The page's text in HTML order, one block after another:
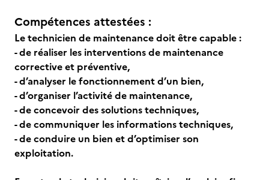
Compétences attestées :
Le technicien de maintenance doit être capable :
- de réaliser les interventions de maintenance
corrective et préventive,
- d’analyser le fonctionnement d’un bien,
- d’organiser l’activité de maintenance,
- de concevoir des solutions techniques,
- de communiquer les informations techniques,
- de conduire un bien et d’optimiser son
exploitation.